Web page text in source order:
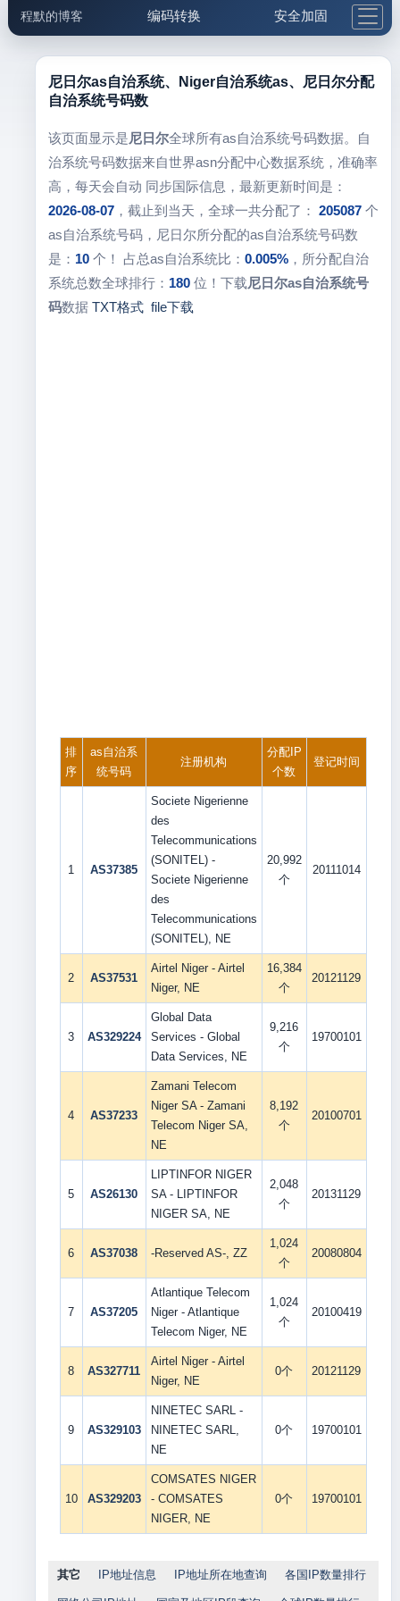
程默的博客 编码转换 安全加固
邮件工具 生活便民 更多工具
尼日尔as自治系统、Niger自治系统as、尼日尔分配
自治系统号码数
该页面显示是尼日尔全球所有as自治系统号码数据。自
治系统号码数据来自世界asn分配中心数据系统，准确率
高，每天会自动 同步国际信息，最新更新时间是：
2026-08-07，截止到当天，全球一共分配了： 205087个
as自治系统号码，尼日尔所分配的as自治系统号码数
是： 10个！ 占总as自治系统比： 0.005%，所分配自治
系统总数全球排行： 180位！下载尼日尔as自治系统号
码数据 TXT格式 file下载
排
序
as自治系
统号码
注册机构
分配IP
个数
登记时间
1 AS37385
Societe Nigerienne
des
Telecommunications
(SONITEL) -
Societe Nigerienne
des
Telecommunications
(SONITEL), NE
20,992
个
20111014
2 AS37531
Airtel Niger - Airtel
Niger, NE
16,384
个
20121129
3 AS329224
Global Data
Services - Global
Data Services, NE
9,216
个
19700101
4 AS37233
Zamani Telecom
Niger SA - Zamani
Telecom Niger SA,
NE
8,192
个
20100701
5 AS26130
LIPTINFOR NIGER
SA - LIPTINFOR
NIGER SA, NE
2,048
个
20131129
6 AS37038 -Reserved AS-, ZZ
1,024
个
20080804
7 AS37205
Atlantique Telecom
Niger - Atlantique
Telecom Niger, NE
1,024
个
20100419
8 AS327711
Airtel Niger - Airtel
Niger, NE
0个 20121129
9 AS329103
NINETEC SARL -
NINETEC SARL,
NE
0个 19700101
10 AS329203
COMSATES NIGER
- COMSATES
NIGER, NE
0个 19700101
其它 IP地址信息 IP地址所在地查询 各国IP数量排行